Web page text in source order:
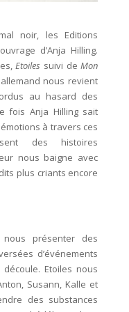
noir, les Editions
d’Anja Hilling.
Etoiles suivi deMon
nous revient
au hasard des
fois Anja Hilling sait
à travers ces
des histoires
nous baigne avec
plus criants encore
présenter des
d’événements
Etoiles nous
Susann, Kalle et
des substances